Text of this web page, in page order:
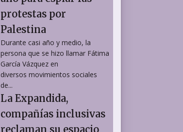
protestas por
Palestina
Durante casi año y medio, la
persona que se hizo llamar Fátima
García Vázquez en
diversos movimientos sociales
de...
La Expandida,
compañías inclusivas
reclaman su espacio